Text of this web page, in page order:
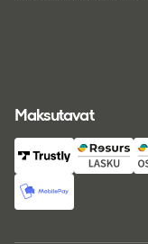
Maksutavat